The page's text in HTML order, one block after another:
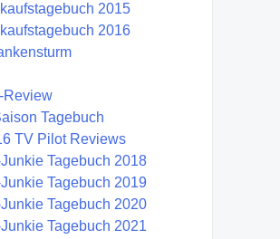
2015
2016
Review
Tagebuch
TV Pilot Reviews
Tagebuch 2018
Tagebuch 2019
Tagebuch 2020
Tagebuch 2021